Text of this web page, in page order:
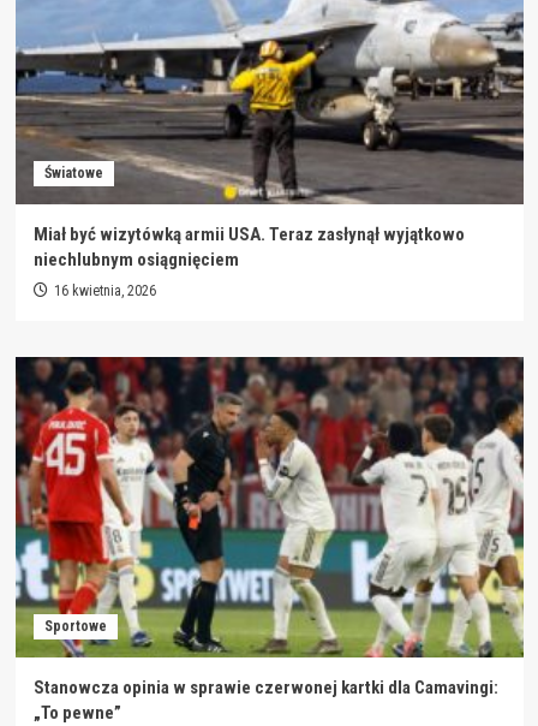
Światowe
Miał być wizytówką armii USA. Teraz zasłynął wyjątkowo
niechlubnym osiągnięciem
16 kwietnia, 2026
Sportowe
Stanowcza opinia w sprawie czerwonej kartki dla Camavingi:
„To pewne”